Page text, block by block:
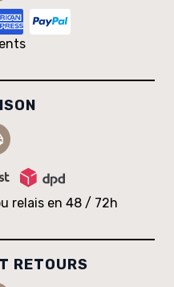
relais en 48 / 72h
RETOURS